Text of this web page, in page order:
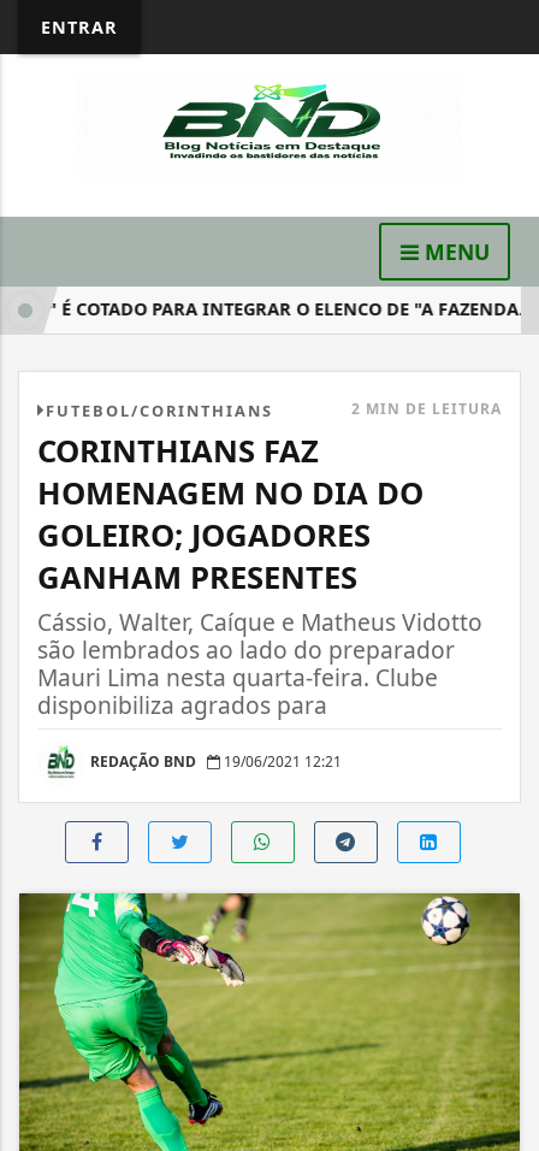
ENTRAR
MENU
É COTADO PARA INTEGRAR O ELENCO DE "A FAZENDA...
FUTEBOL/CORINTHIANS 2 MIN DE LEITURA
CORINTHIANS FAZ
HOMENAGEM NO DIA DO
GOLEIRO; JOGADORES
GANHAM PRESENTES
Cássio, Walter, Caíque e Matheus Vidotto
são lembrados ao lado do preparador
Mauri Lima nesta quarta-feira. Clube
disponibiliza agrados para
REDAÇÃO BND 19/06/2021 12:21